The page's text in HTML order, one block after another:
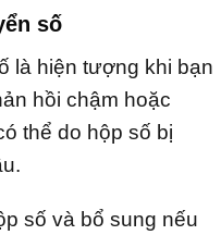
số
là hiện tượng khi bạn
hồi chậm hoặc
thể do hộp số bị
số và bổ sung nếu